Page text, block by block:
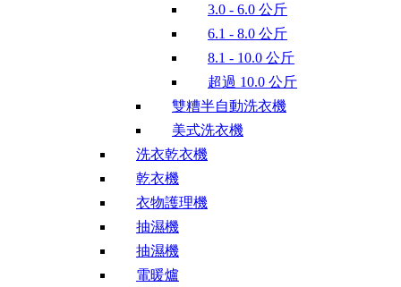
3.0 - 6.0 公斤
6.1 - 8.0 公斤
8.1 - 10.0 公斤
超過 10.0 公斤
雙糟半自動洗衣機
美式洗衣機
洗衣乾衣機
乾衣機
衣物護理機
抽濕機
抽濕機
電暖爐